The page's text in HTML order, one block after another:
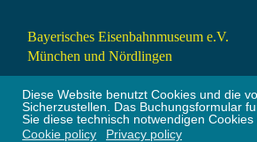
Diese Website benutzt Cookies und die
Sicherzustellen. Das Buchungsformular
Sie diese technisch notwendigen Cookies
Cookie policy
Privacy policy
Bayerisches Eisenbahnmuseum e.V.
München und Nördlingen
86720 Nördlingen
info@bayerisches-eisenbahnmuseum.de